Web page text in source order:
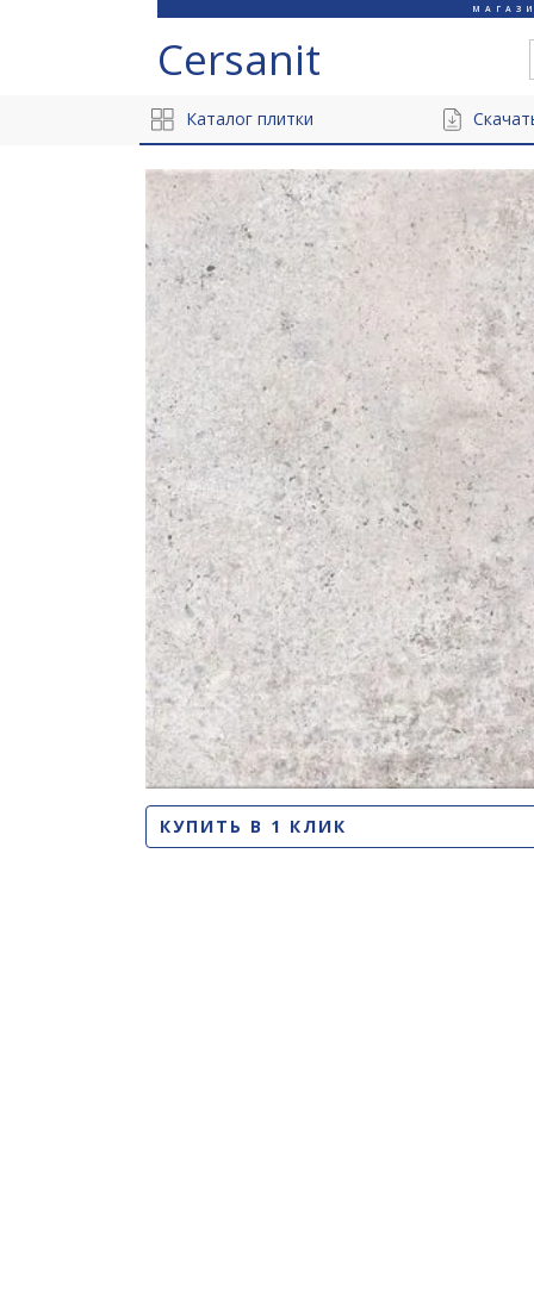
Cersanit
Каталог плитки
КУПИТЬ В 1 КЛИК